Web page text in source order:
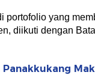
portofolio yang
diikuti dengan